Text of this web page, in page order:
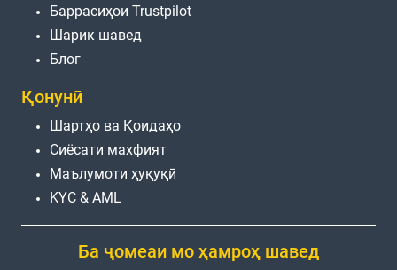
Баррасиҳои Trustpilot
Шарик шавед
Блог
Қонунӣ
Шартҳо ва Қоидаҳо
Сиёсати махфият
Маълумоти ҳуқуқӣ
KYC & AML
Ба ҷомеаи мо ҳамроҳ шавед